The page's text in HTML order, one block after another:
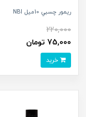
ريمور چسبي 10ميل NBI
220,000
75,000 تومان